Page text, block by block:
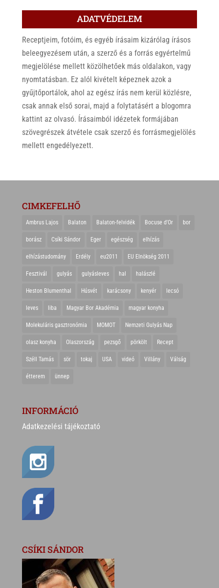
ADATVÉDELEM
Receptjeim, fotóim, és egyéb írásaim kizárólag írásos
beleegyezésem után, a szerző és a forrás egyértelmű
megjelölése mellett közölhetőek más oldalakon, vagy
nyomtatásban. Ez alól kivételt képeznek azok a
gyűjtőportálok, ahol az egész írás nem kerül közlésre,
csak annak első sorai, majd a folytatásért a blogomra
kattint az olvasó. Írásaimból idézetek formájában
szövegrészek átvétele csak szerző és forrásmegjelölés
mellett engedélyezett.
CIMKEFELHŐ
Ambrus Lajos Balaton Balaton-felvidék Bocuse d'Or bor
borász Csíki Sándor Eger egészség elhízás
elhízástudomány Erdély eu2011 EU Elnökség 2011
Fesztivál gulyás gulyásleves hal halászlé
Heston Blumenthal Húsvét karácsony kenyér lecsó
leves liba Magyar Bor Akadémia magyar konyha
Molekuláris gasztronómia MOMOT Nemzeti Gulyás Nap
olasz konyha Olaszország pezsgő pörkölt Recept
Széll Tamás sör tokaj USA videó Villány Válság
étterem ünnep
INFORMÁCIÓ
Adatkezelési tájékoztató
CSÍKI SÁNDOR